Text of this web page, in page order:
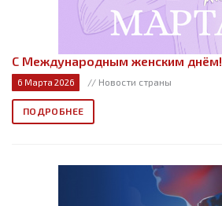
С Международным женским днём!
6 Марта 2026 // Новости страны
ПОДРОБНЕЕ